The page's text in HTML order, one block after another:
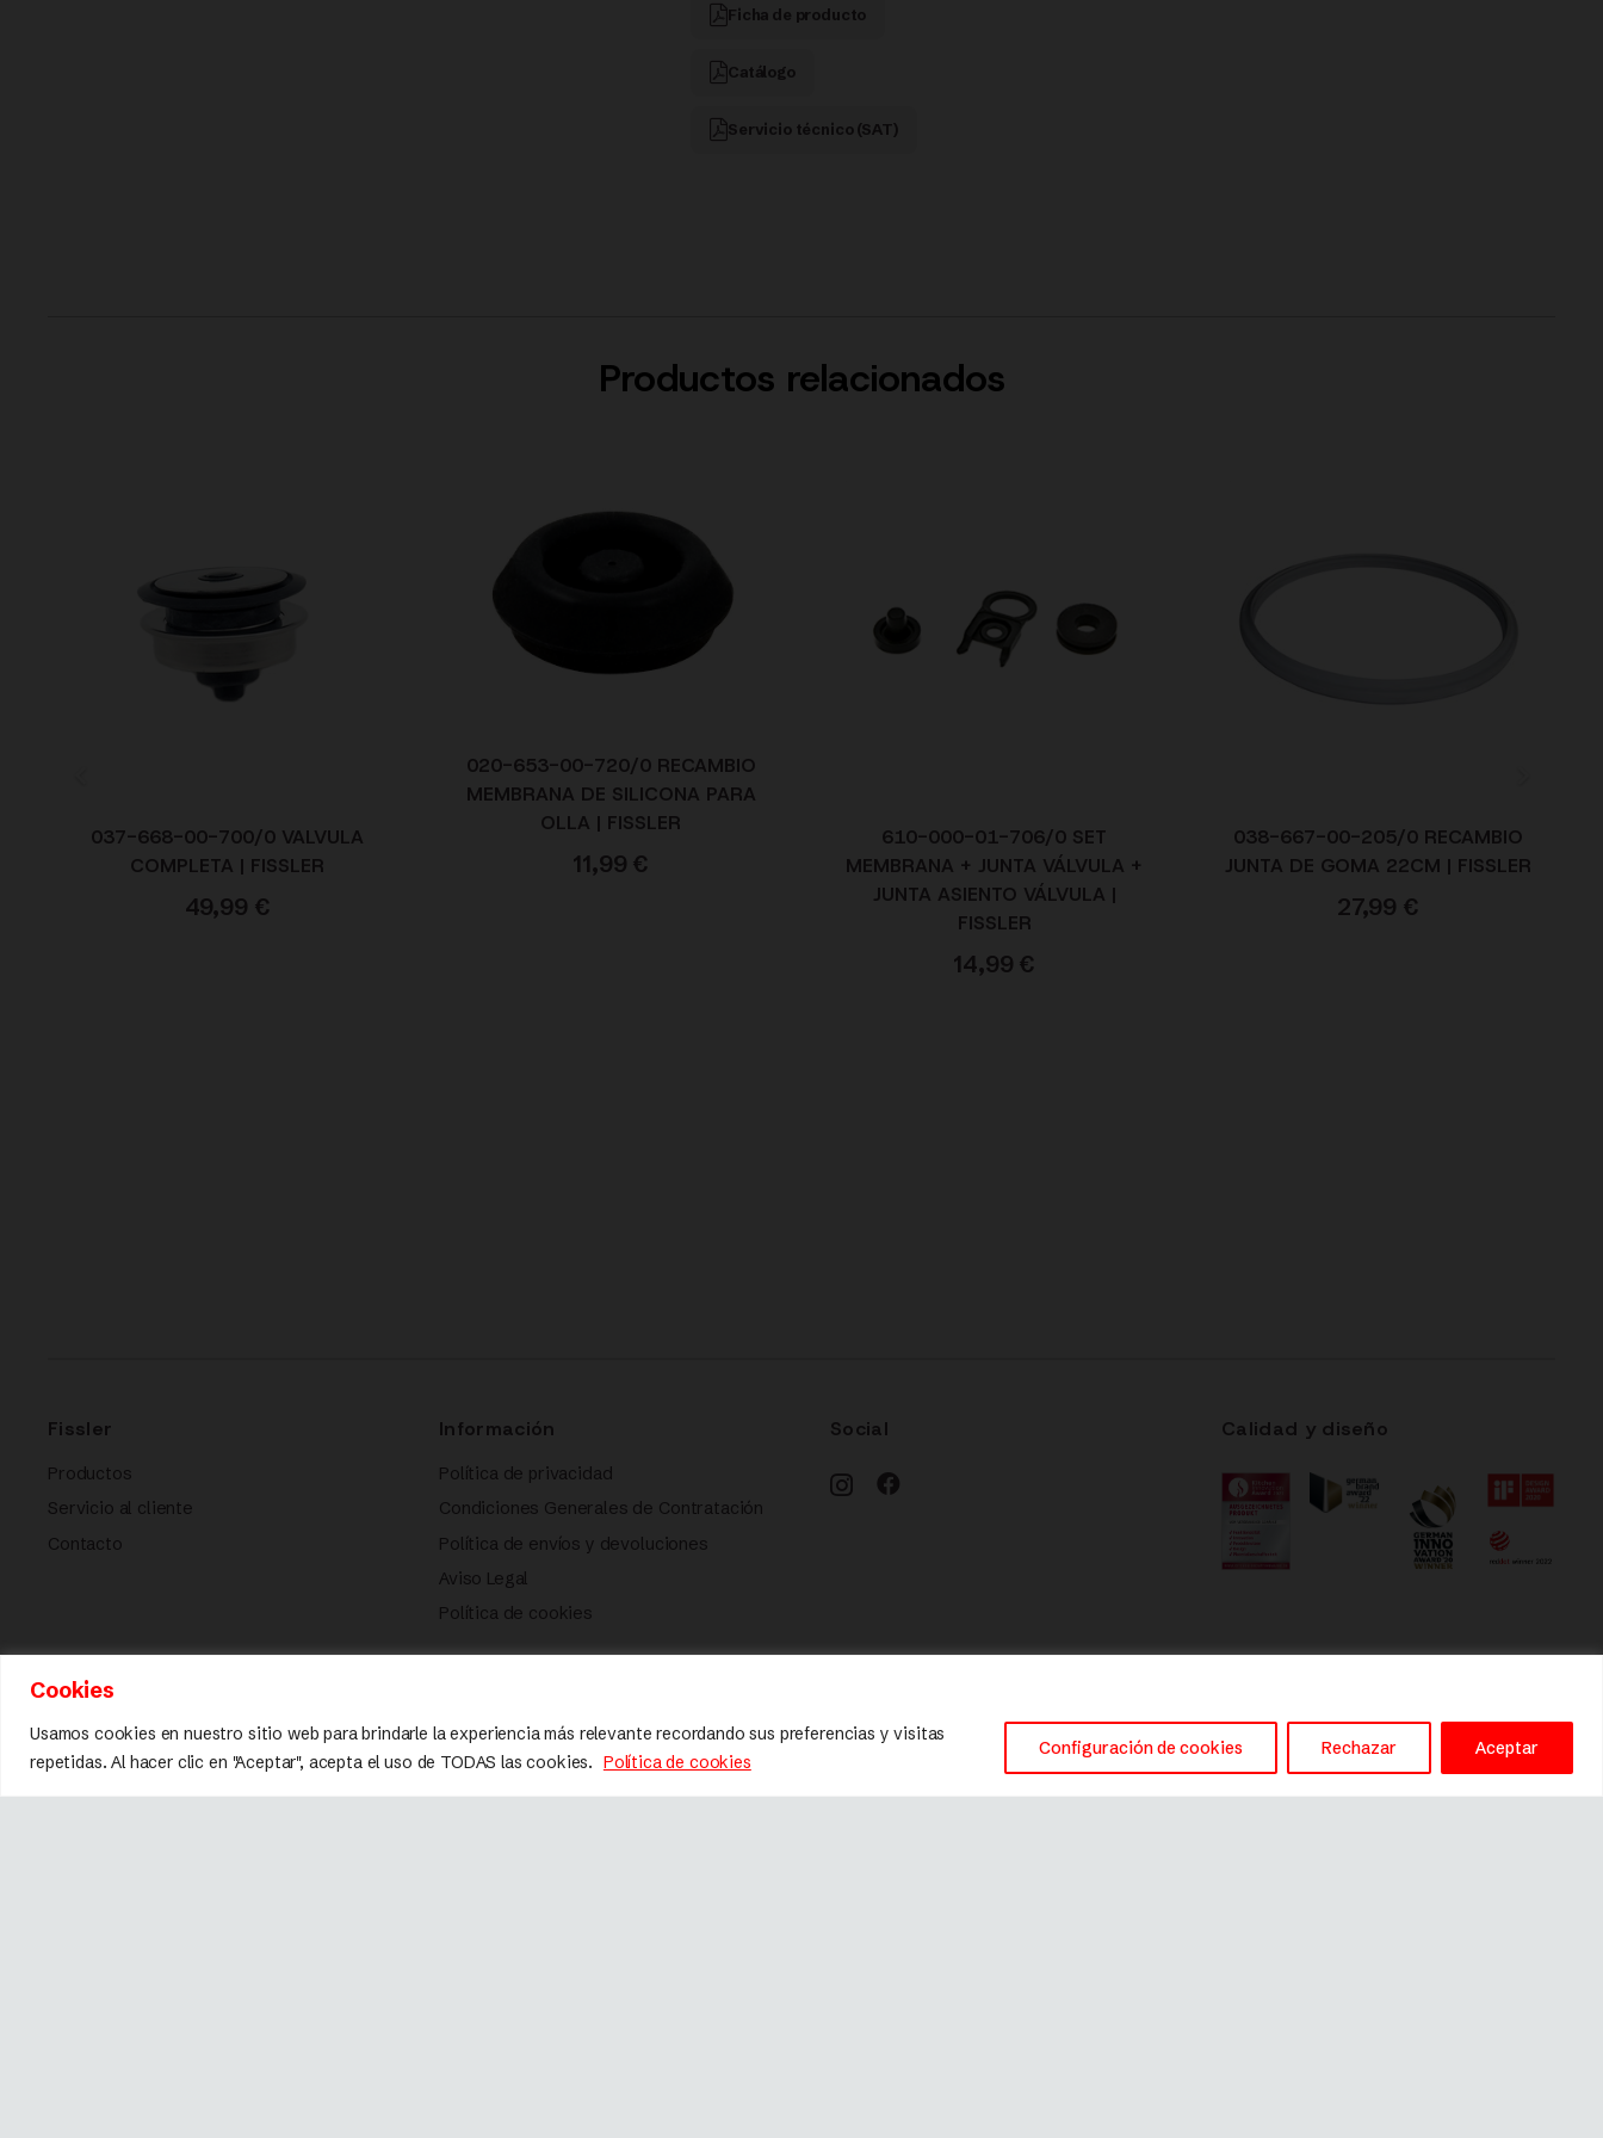
Cookies
Usamos cookies en nuestro sitio web para brindarle la experiencia más relevante recordando sus preferencias y visitas
repetidas. Al hacer clic en "Aceptar", acepta el uso de TODAS las cookies. Política de cookies
Configuración de cookies Rechazar Aceptar
DE
LA
VALVULA
Ficha de producto
Catálogo
Servicio técnico (SAT)
Productos relacionados
037-668-00-700/0 VALVULA
COMPLETA | FISSLER
49,99 €
020-653-00-720/0 RECAMBIO
MEMBRANA DE SILICONA PARA
OLLA | FISSLER
11,99 €
610-000-01-706/0 SET
MEMBRANA + JUNTA VÁLVULA +
JUNTA ASIENTO VÁLVULA |
FISSLER
14,99 €
038-667-00-205/0 RECAMBIO
JUNTA DE GOMA 22CM | FISSLER
27,99 €
Fissler
Productos
Servicio al cliente
Contacto
Información
Política de privacidad
Condiciones Generales de Contratación
Política de envíos y devoluciones
Aviso Legal
Política de cookies
Social Calidad y diseño